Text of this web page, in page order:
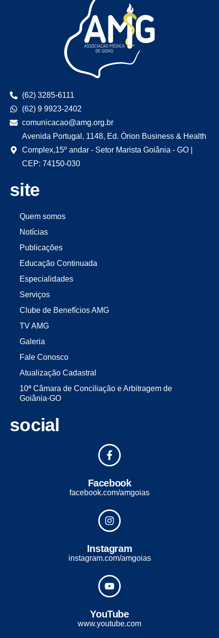
(62) 3285-6111
(62) 9 9923-2402
comunicacao@amg.org.br
Avenida Portugal, 1148, Ed. Órion Business & Health
Complex,15º andar - Setor Marista Goiânia - GO |
CEP: 74150-030
site
Quem somos
Notícias
Publicações
Educação Continuada
Especialidades
Serviços
Clube de Benefícios AMG
TV AMG
Galeria
Fale Conosco
Atualização Cadastral
10ª Câmara de Conciliação e Arbitragem de
Goiânia-GO
social
Facebook
facebook.com/amgoias
Instagram
instagram.com/amgoias
YouTube
www.youtube.com